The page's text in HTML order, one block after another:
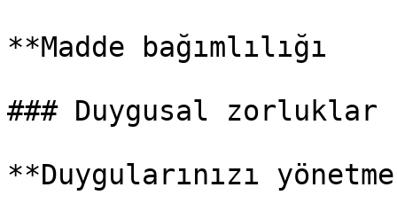
**Madde bağımlılığı
### Duygusal zorluklar
**Duygularınızı